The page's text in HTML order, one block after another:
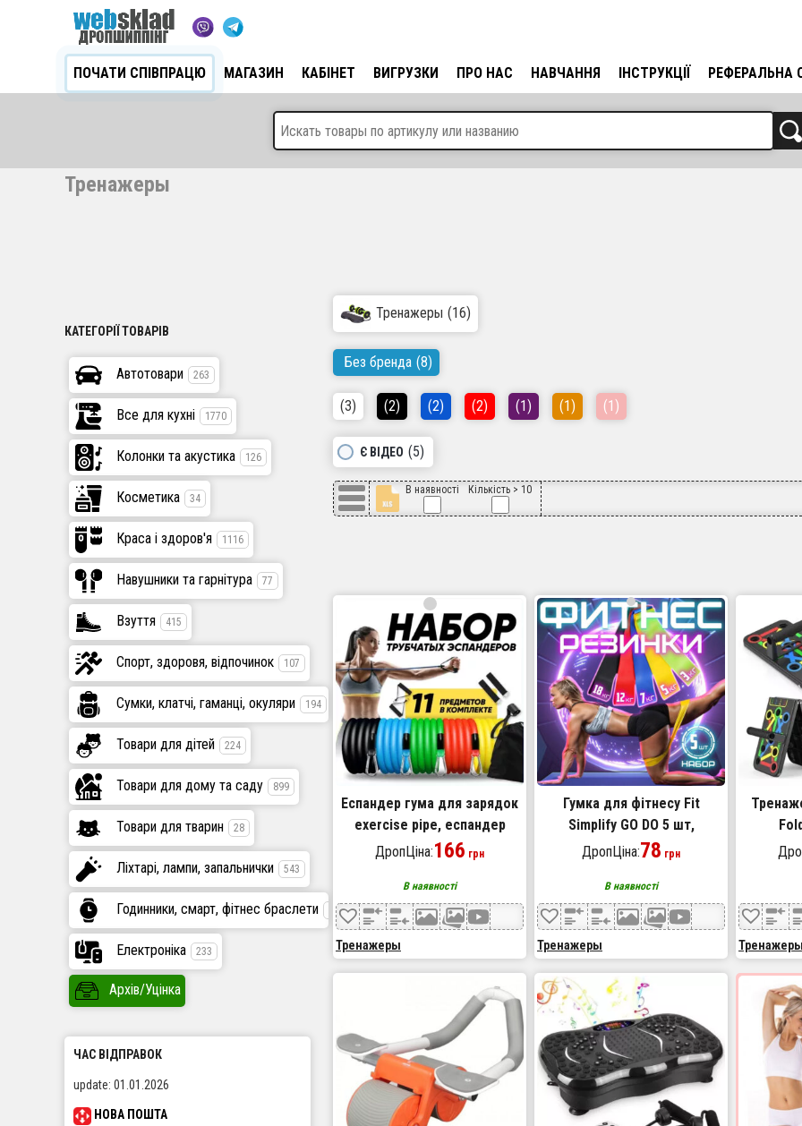
ПОЧАТИ СПІВПРАЦЮ МАГАЗИН КАБІНЕТ ВИГРУЗКИ ПРО НАС НАВЧАННЯ ІНСТРУКЦІЇ РЕФЕРАЛЬНА
Тренажеры
Тренажеры (16)
Без бренда (8)
(3) (2) (2) (2) (1) (1) (1)
Є ВІДЕО (5)
В наявності Кількість > 10
Еспандер гума для зарядок
exercise pipe, еспандер
гумовий джгут вправи,
ДропЦіна:166 грн
В наявності
Тренажеры
Гумка для фітнесу Fit
Simplify GO DO 5 шт,
спортивна гумка для
тренувань
ДропЦіна:78 грн
В наявності
Тренажеры Тренажеры
КАТЕГОРІЇ ТОВАРІВ
Автотовари 263
Все для кухні 1770
Колонки та акустика 126
Косметика 34
Краса і здоров'я 1116
Навушники та гарнітура 77
Взуття 415
Спорт, здоровя, відпочинок 107
Сумки, клатчі, гаманці, окуляри 194
Товари для дітей 224
Товари для дому та саду 899
Товари для тварин 28
Ліхтарі, лампи, запальнички 543
Годинники, смарт, фітнес браслети 447
Електроніка 233
Архів/Уцінка
ЧАС ВІДПРАВОК
update: 01.01.2026
НОВА ПОШТА